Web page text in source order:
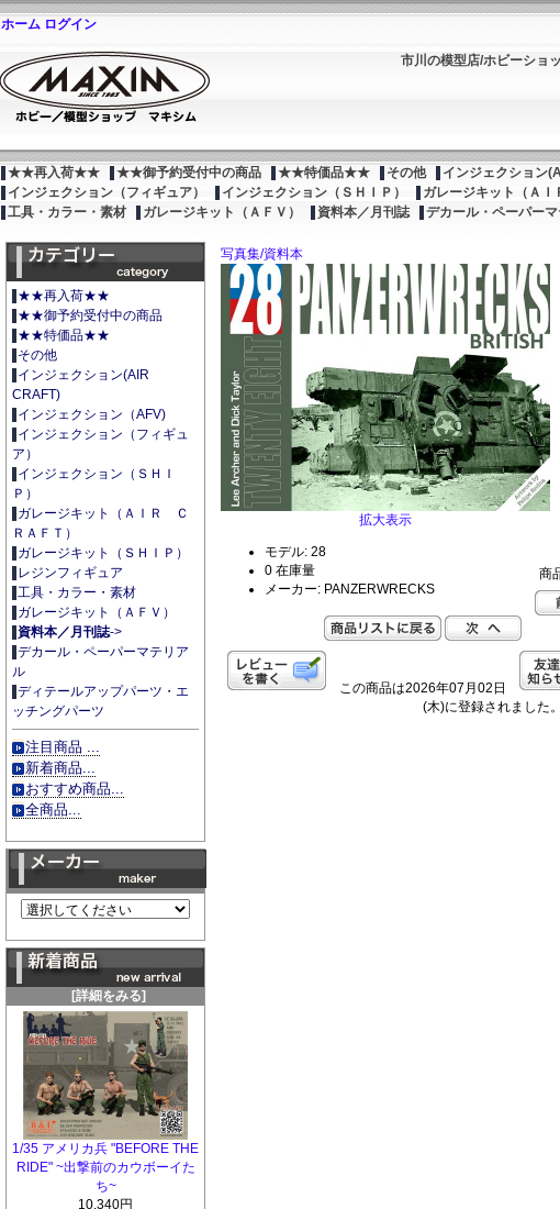
ホーム ログイン
市川の模型店/ホビーショ
★★再入荷★★ ★★御予約受付中の商品 ★★特価品★★ その他 インジェクション
インジェクション（フィギュア）
インジェクション（ＳＨＩＰ） ガレージキット（Ａ
工具・カラー・素材
ガレージキット（ＡＦＶ） 資料本／月刊誌 デカール・ペーパー
★★再入荷★★
★★御予約受付中の商品
★★特価品★★
その他
インジェクション(AIR
CRAFT)
インジェクション（AFV)
インジェクション（フィギュ
ア）
インジェクション（ＳＨＩ
Ｐ）
ガレージキット（ＡＩＲ Ｃ
ＲＡＦＴ）
ガレージキット（ＳＨＩＰ）
レジンフィギュア
工具・カラー・素材
ガレージキット（ＡＦＶ）
資料本／月刊誌->
デカール・ペーパーマテリア
ル
ディテールアップパーツ・エ
ッチングパーツ
注目商品 ...
新着商品...
おすすめ商品...
全商品...
[詳細をみる]
1/35 アメリカ兵 "BEFORE THE
RIDE" ~出撃前のカウボーイた
ち~
10,340円
写真集/資料本
拡大表示
モデル: 28
0 在庫量
メーカー: PANZERWRECKS
商
この商品は2026年07月02日
(木)に登録されました。